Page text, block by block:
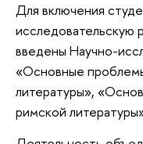
Для включения
исследовательскую
введены Научно-
«Основные
литературы»,
римской